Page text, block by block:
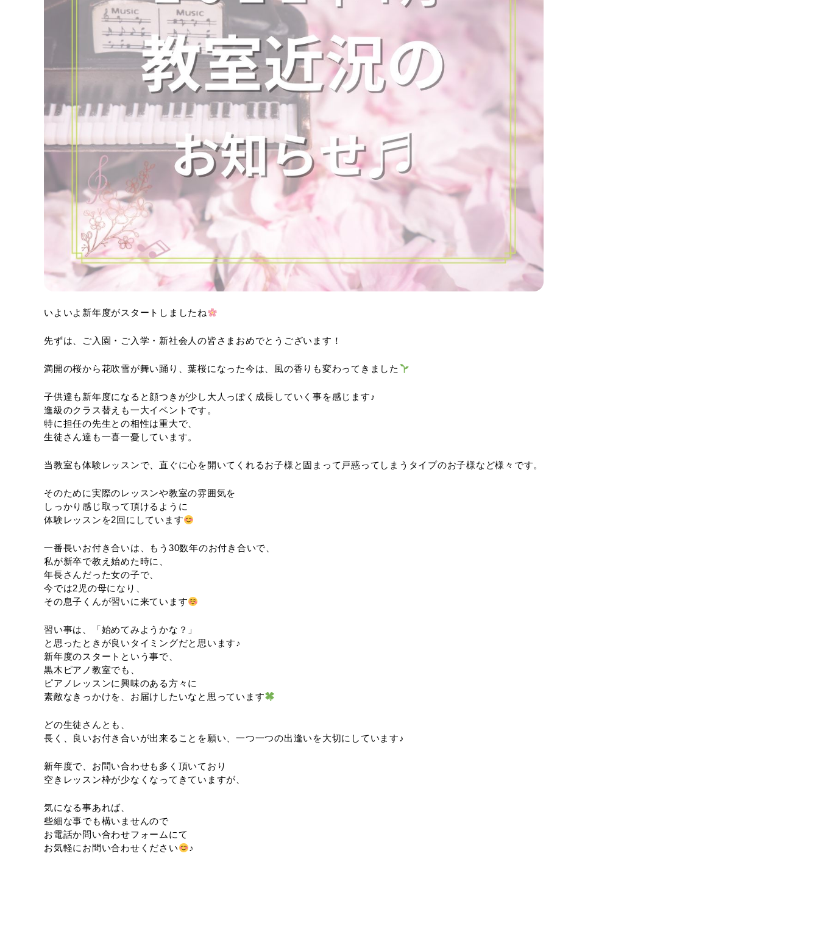
いよいよ新年度がスタートしましたね
先ずは、ご入園・ご入学・新社会人の皆さまおめでとうございます！
満開の桜から花吹雪が舞い踊り、葉桜になった今は、風の香りも変わってきました
子供達も新年度になると顔つきが少し大人っぽく成長していく事を感じます♪
進級のクラス替えも一大イベントです。
特に担任の先生との相性は重大で、
生徒さん達も一喜一憂しています。
当教室も体験レッスンで、直ぐに心を開いてくれるお子様と固まって戸惑ってしまうタイプのお子様など様々です。
そのために実際のレッスンや教室の雰囲気を
しっかり感じ取って頂けるように
体験レッスンを2回にしています
一番長いお付き合いは、もう30数年のお付き合いで、
私が新卒で教え始めた時に、
年長さんだった女の子で、
今では2児の母になり、
その息子くんが習いに来ています
習い事は、「始めてみようかな？」
と思ったときが良いタイミングだと思います♪
新年度のスタートという事で、
黒木ピアノ教室でも、
ピアノレッスンに興味のある方々に
素敵なきっかけを、お届けしたいなと思っています
どの生徒さんとも、
長く、良いお付き合いが出来ることを願い、一つ一つの出逢いを大切にしています♪
新年度で、お問い合わせも多く頂いており
空きレッスン枠が少なくなってきていますが、
気になる事あれば、
些細な事でも構いませんので
お電話か問い合わせフォームにて
お気軽にお問い合わせください
♪